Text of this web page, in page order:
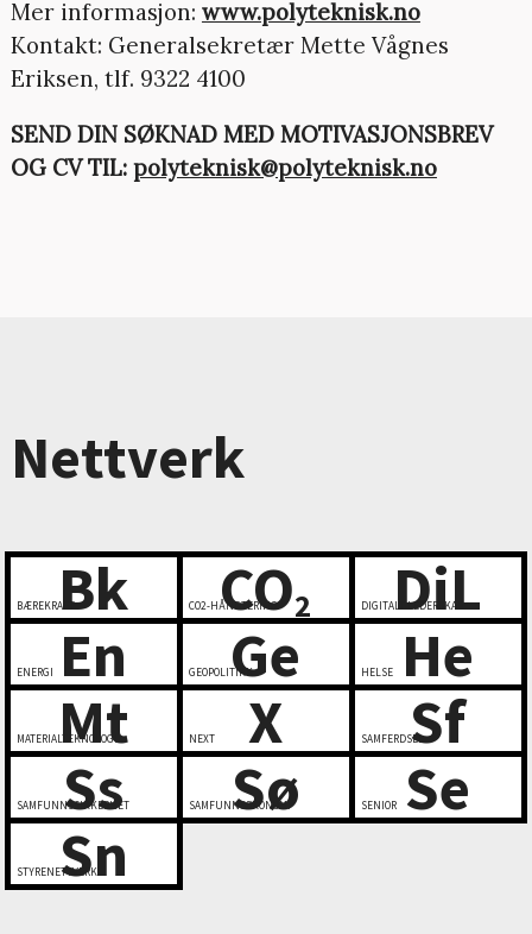
Mer informasjon: www.polyteknisk.no
Kontakt: Generalsekretær Mette Vågnes
Eriksen, tlf. 9322 4100
SEND DIN SØKNAD MED MOTIVASJONSBREV
OG CV TIL: polyteknisk@polyteknisk.no
Nettverk
Bk
BÆREKRAFT CO2
CO2-HÅNDTERING DiL
DIGITALT LEDERSKAP
En
ENERGI Ge
GEOPOLITIKK He
HELSE
Mt
MATERIALTEKNOLOGI X
NEXT Sf
SAMFERDSEL
Ss
SAMFUNNSSIKKERHET Sø
SAMFUNNSØKONOMI Se
SENIOR
Sn
STYRENETTVERK